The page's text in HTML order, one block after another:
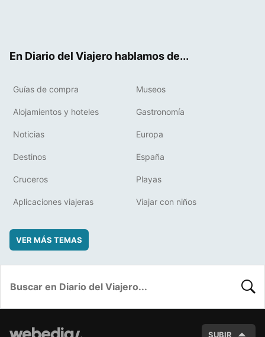
En Diario del Viajero hablamos de...
Guías de compra Museos
Alojamientos y hoteles Gastronomía
Noticias Europa
Destinos España
Cruceros Playas
Aplicaciones viajeras Viajar con niños
VER MÁS TEMAS
SUBIR